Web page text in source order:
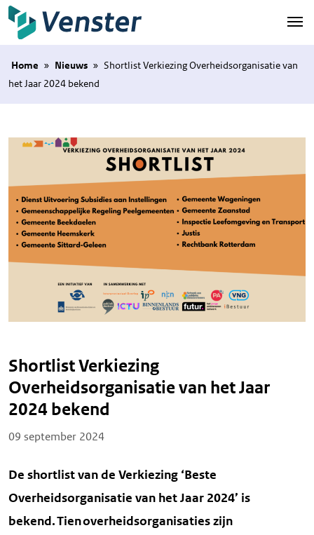
Naar hoofdinhoud
Home » Nieuws » Shortlist Verkiezing Overheidsorganisatie van
het Jaar 2024 bekend
Shortlist Verkiezing
Overheidsorganisatie van het Jaar
2024 bekend
Posted on
09 september 2024
De shortlist van de Verkiezing ‘Beste
Overheidsorganisatie van het Jaar 2024’ is
bekend. Tien overheidsorganisaties zijn